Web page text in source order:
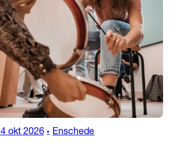
4 okt 2026 • Enschede